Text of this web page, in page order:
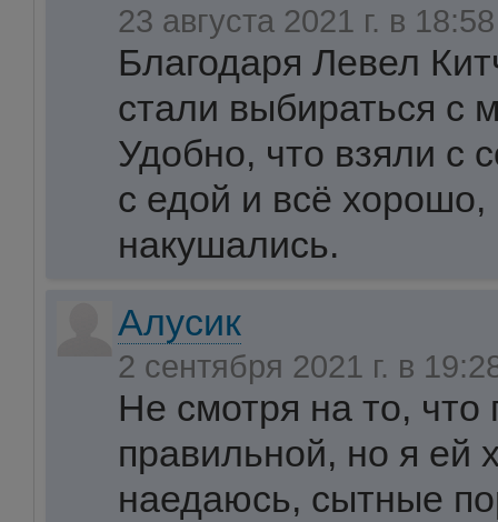
23 августа 2021 г. в
Благодаря Левел
стали выбираться с
Удобно, что взяли с
с едой и всё хорошо,
накушались.
Алусик
2 сентября 2021 г. в
Не смотря на то,
правильной, но я ей
наедаюсь, сытные